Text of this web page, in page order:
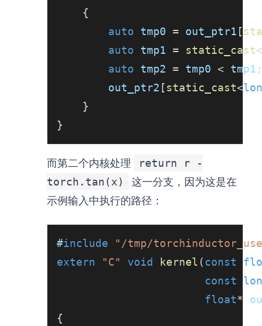
{
auto tmp0 = out_ptr1 [
auto tmp1 = static_cast<
auto tmp2 = tmp0 < tmp1 ;
        out_ptr2
[static_cast<
}
}
而第二个内核处理
return r -
torch.tan(x)
这一分支，因为这是在
示例输入中执行的路径：
#include
"/tmp/
extern
"C" void kernel (const
const
float*
{